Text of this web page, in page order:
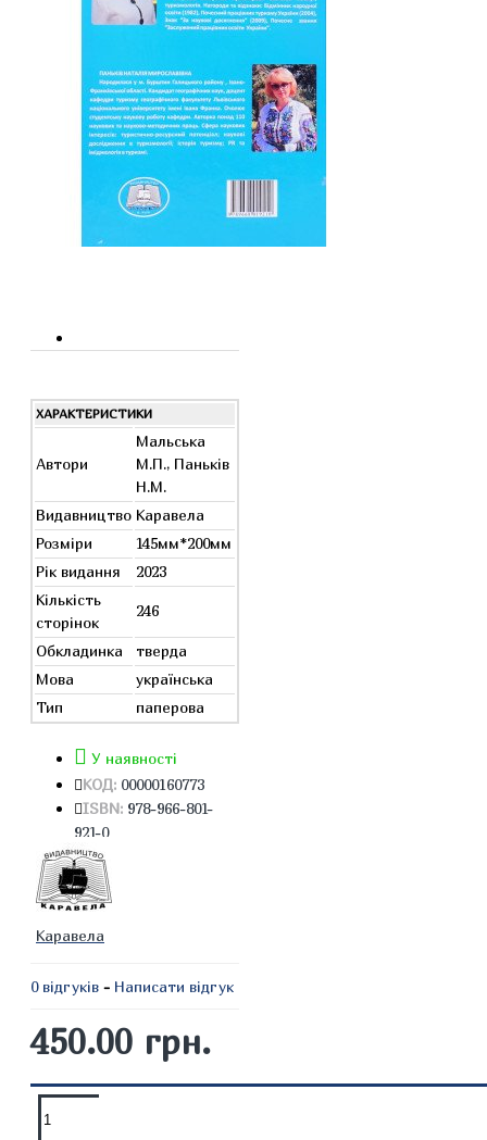
ХАРАКТЕРИСТИКИ
Автори
Мальська
М.П., Паньків
Н.М.
Видавництво Каравела
Розміри
145мм*200мм
Рік видання
2023
Кількість
сторінок
246
Обкладинка
тверда
Мова
українська
Тип
паперова
У наявності
КОД: 00000160773
ISBN: 978-966-801-
921-0
Каравела
0 відгуків - Написати відгук
450.00 грн.